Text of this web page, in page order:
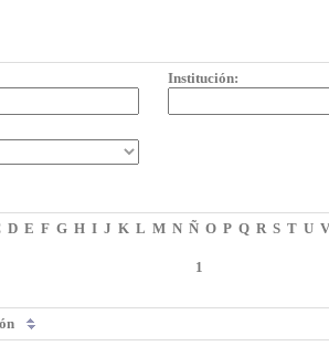
Institución:
D E F G H I J K L M N Ñ O P Q R S T U V
1